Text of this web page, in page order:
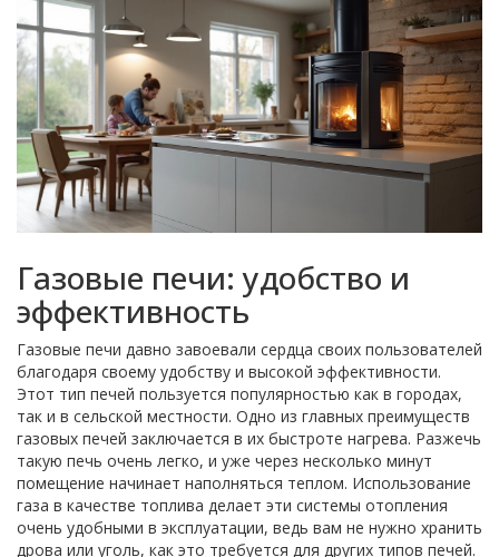
Газовые печи: удобство и
эффективность
Газовые печи давно завоевали сердца своих пользователей
благодаря своему удобству и высокой эффективности.
Этот тип печей пользуется популярностью как в городах,
так и в сельской местности. Одно из главных преимуществ
газовых печей заключается в их быстроте нагрева. Разжечь
такую печь очень легко, и уже через несколько минут
помещение начинает наполняться теплом. Использование
газа в качестве топлива делает эти системы отопления
очень удобными в эксплуатации, ведь вам не нужно хранить
дрова или уголь, как это требуется для других типов печей.